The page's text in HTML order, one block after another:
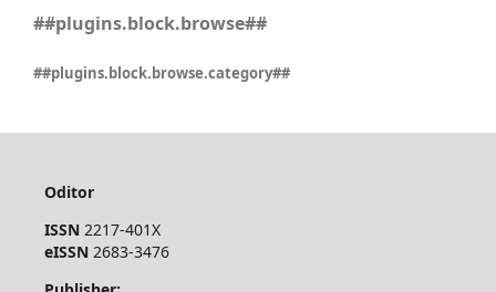
##plugins.block.browse##
##plugins.block.browse.category##
Oditor
ISSN 2217-401X
eISSN 2683-3476